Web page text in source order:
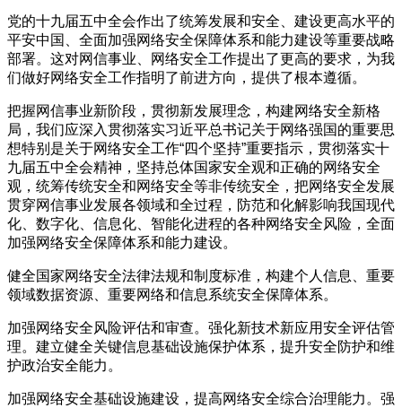
党的十九届五中全会作出了统筹发展和安全、建设更高水平的
平安中国、全面加强网络安全保障体系和能力建设等重要战略
部署。这对网信事业、网络安全工作提出了更高的要求，为我
们做好网络安全工作指明了前进方向，提供了根本遵循。
把握网信事业新阶段，贯彻新发展理念，构建网络安全新格
局，我们应深入贯彻落实习近平总书记关于网络强国的重要思
想特别是关于网络安全工作“四个坚持”重要指示，贯彻落实十
九届五中全会精神，坚持总体国家安全观和正确的网络安全
观，统筹传统安全和网络安全等非传统安全，把网络安全发展
贯穿网信事业发展各领域和全过程，防范和化解影响我国现代
化、数字化、信息化、智能化进程的各种网络安全风险，全面
加强网络安全保障体系和能力建设。
健全国家网络安全法律法规和制度标准，构建个人信息、重要
领域数据资源、重要网络和信息系统安全保障体系。
加强网络安全风险评估和审查。强化新技术新应用安全评估管
理。建立健全关键信息基础设施保护体系，提升安全防护和维
护政治安全能力。
加强网络安全基础设施建设，提高网络安全综合治理能力。强